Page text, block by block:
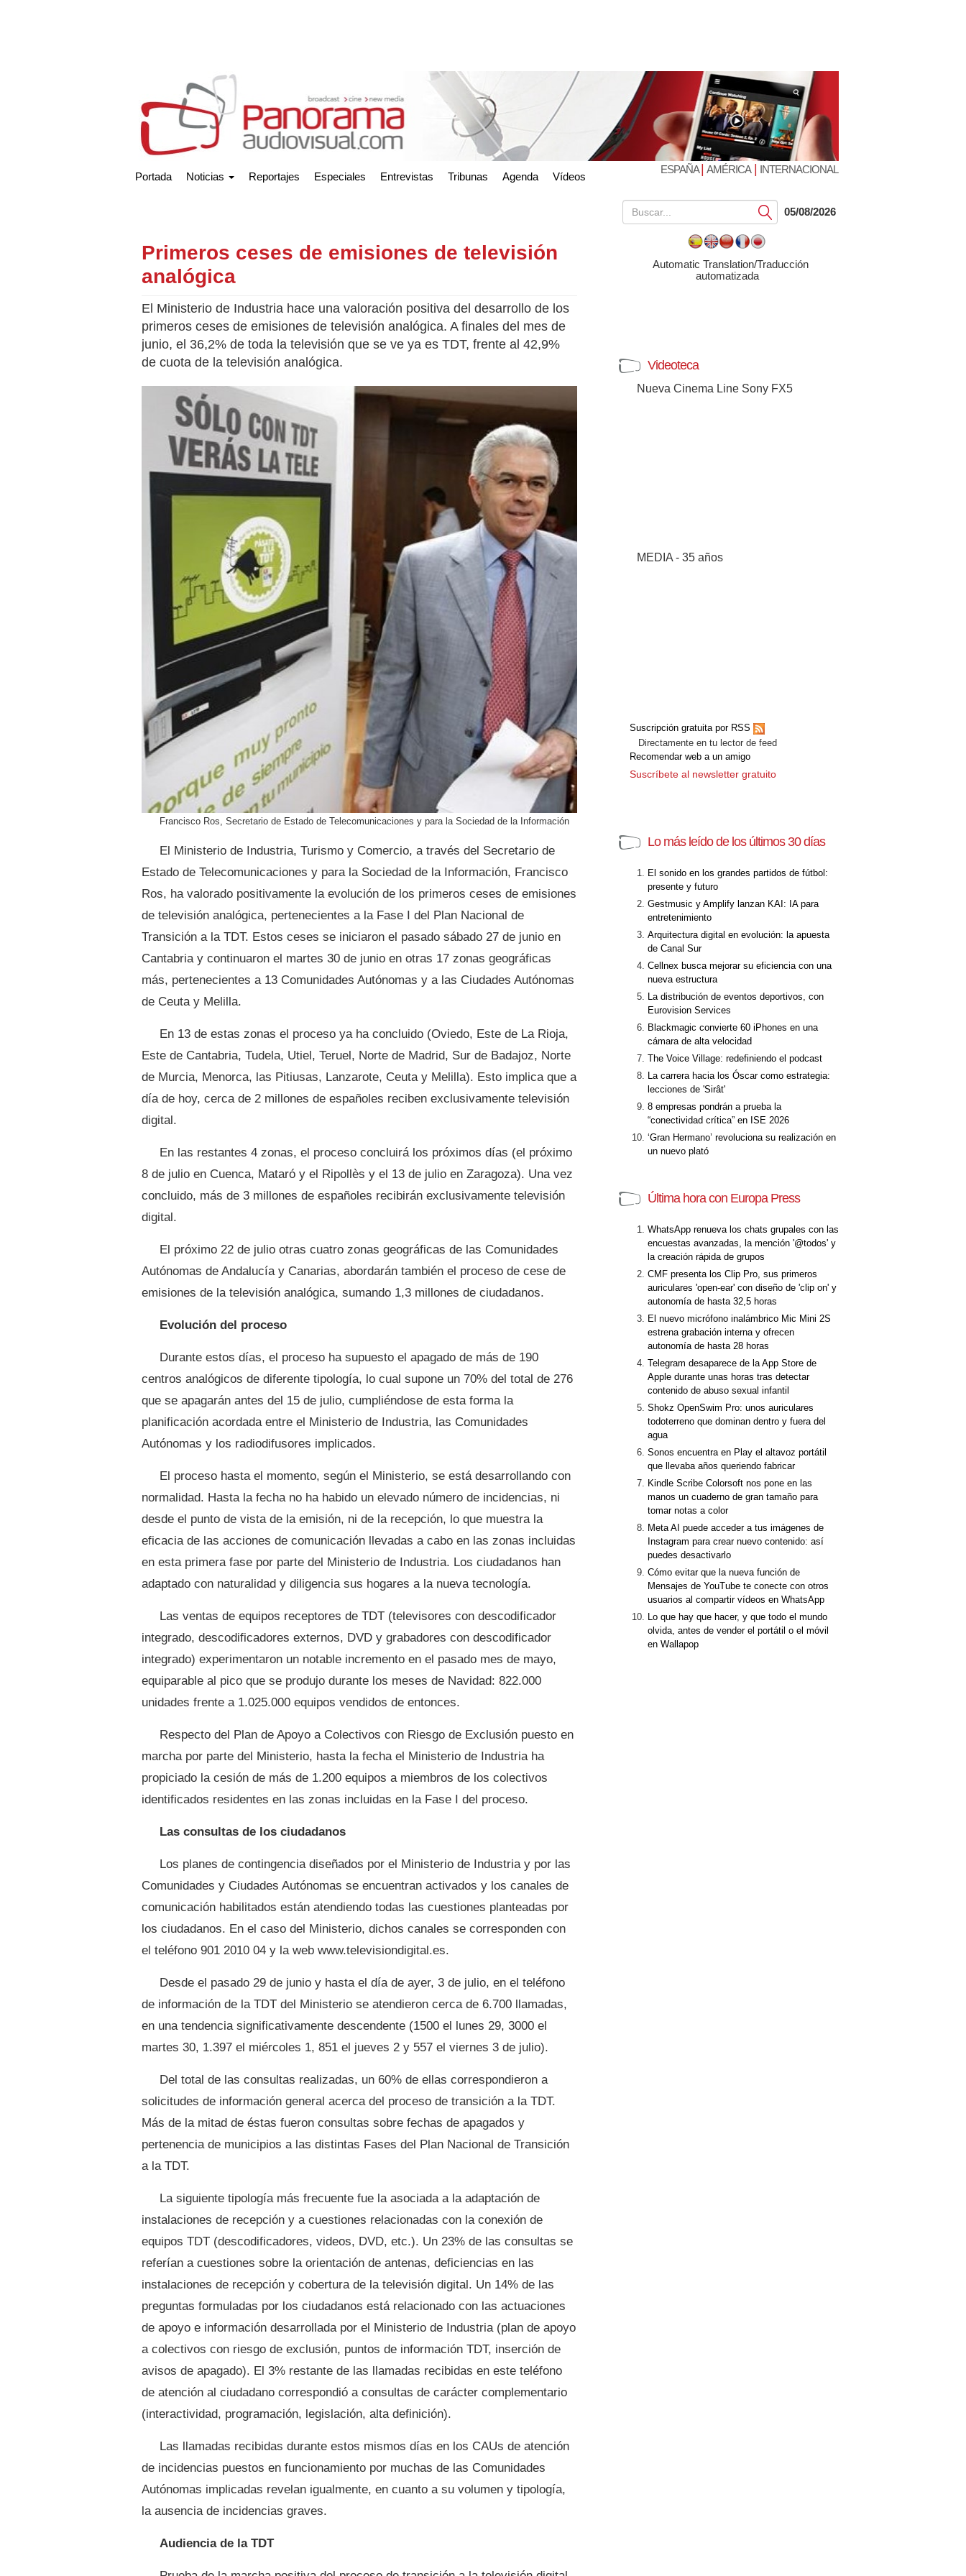
Portada Noticias Reportajes Especiales Entrevistas Tribunas Agenda Vídeos
ESPAÑA| AMÉRICA| INTERNACIONAL
Primeros ceses de emisiones de televisión
analógica
El Ministerio de Industria hace una valoración positiva del desarrollo de los
primeros ceses de emisiones de televisión analógica. A finales del mes de
junio, el 36,2% de toda la televisión que se ve ya es TDT, frente al 42,9%
de cuota de la televisión analógica.
Francisco Ros, Secretario de Estado de Telecomunicaciones y para la Sociedad de la Información
El Ministerio de Industria, Turismo y Comercio, a través del Secretario de
Estado de Telecomunicaciones y para la Sociedad de la Información, Francisco
Ros, ha valorado positivamente la evolución de los primeros ceses de emisiones
de televisión analógica, pertenecientes a la Fase I del Plan Nacional de
Transición a la TDT. Estos ceses se iniciaron el pasado sábado 27 de junio en
Cantabria y continuaron el martes 30 de junio en otras 17 zonas geográficas
más, pertenecientes a 13 Comunidades Autónomas y a las Ciudades Autónomas
de Ceuta y Melilla.
En 13 de estas zonas el proceso ya ha concluido (Oviedo, Este de La Rioja,
Este de Cantabria, Tudela, Utiel, Teruel, Norte de Madrid, Sur de Badajoz, Norte
de Murcia, Menorca, las Pitiusas, Lanzarote, Ceuta y Melilla). Esto implica que a
día de hoy, cerca de 2 millones de españoles reciben exclusivamente televisión
digital.
En las restantes 4 zonas, el proceso concluirá los próximos días (el próximo
8 de julio en Cuenca, Mataró y el Ripollès y el 13 de julio en Zaragoza). Una vez
concluido, más de 3 millones de españoles recibirán exclusivamente televisión
digital.
El próximo 22 de julio otras cuatro zonas geográficas de las Comunidades
Autónomas de Andalucía y Canarias, abordarán también el proceso de cese de
emisiones de la televisión analógica, sumando 1,3 millones de ciudadanos.
Evolución del proceso
Durante estos días, el proceso ha supuesto el apagado de más de 190
centros analógicos de diferente tipología, lo cual supone un 70% del total de 276
que se apagarán antes del 15 de julio, cumpliéndose de esta forma la
planificación acordada entre el Ministerio de Industria, las Comunidades
Autónomas y los radiodifusores implicados.
El proceso hasta el momento, según el Ministerio, se está desarrollando con
normalidad. Hasta la fecha no ha habido un elevado número de incidencias, ni
desde el punto de vista de la emisión, ni de la recepción, lo que muestra la
eficacia de las acciones de comunicación llevadas a cabo en las zonas incluidas
en esta primera fase por parte del Ministerio de Industria. Los ciudadanos han
adaptado con naturalidad y diligencia sus hogares a la nueva tecnología.
Las ventas de equipos receptores de TDT (televisores con descodificador
integrado, descodificadores externos, DVD y grabadores con descodificador
integrado) experimentaron un notable incremento en el pasado mes de mayo,
equiparable al pico que se produjo durante los meses de Navidad: 822.000
unidades frente a 1.025.000 equipos vendidos de entonces.
Respecto del Plan de Apoyo a Colectivos con Riesgo de Exclusión puesto en
marcha por parte del Ministerio, hasta la fecha el Ministerio de Industria ha
propiciado la cesión de más de 1.200 equipos a miembros de los colectivos
identificados residentes en las zonas incluidas en la Fase I del proceso.
Las consultas de los ciudadanos
Los planes de contingencia diseñados por el Ministerio de Industria y por las
Comunidades y Ciudades Autónomas se encuentran activados y los canales de
comunicación habilitados están atendiendo todas las cuestiones planteadas por
los ciudadanos. En el caso del Ministerio, dichos canales se corresponden con
el teléfono 901 2010 04 y la web www.televisiondigital.es.
Desde el pasado 29 de junio y hasta el día de ayer, 3 de julio, en el teléfono
de información de la TDT del Ministerio se atendieron cerca de 6.700 llamadas,
en una tendencia significativamente descendente (1500 el lunes 29, 3000 el
martes 30, 1.397 el miércoles 1, 851 el jueves 2 y 557 el viernes 3 de julio).
Del total de las consultas realizadas, un 60% de ellas correspondieron a
solicitudes de información general acerca del proceso de transición a la TDT.
Más de la mitad de éstas fueron consultas sobre fechas de apagados y
pertenencia de municipios a las distintas Fases del Plan Nacional de Transición
a la TDT.
La siguiente tipología más frecuente fue la asociada a la adaptación de
instalaciones de recepción y a cuestiones relacionadas con la conexión de
equipos TDT (descodificadores, videos, DVD, etc.). Un 23% de las consultas se
referían a cuestiones sobre la orientación de antenas, deficiencias en las
instalaciones de recepción y cobertura de la televisión digital. Un 14% de las
preguntas formuladas por los ciudadanos está relacionado con las actuaciones
de apoyo e información desarrollada por el Ministerio de Industria (plan de apoyo
a colectivos con riesgo de exclusión, puntos de información TDT, inserción de
avisos de apagado). El 3% restante de las llamadas recibidas en este teléfono
de atención al ciudadano correspondió a consultas de carácter complementario
(interactividad, programación, legislación, alta definición).
Las llamadas recibidas durante estos mismos días en los CAUs de atención
de incidencias puestos en funcionamiento por muchas de las Comunidades
Autónomas implicadas revelan igualmente, en cuanto a su volumen y tipología,
la ausencia de incidencias graves.
Audiencia de la TDT
Submit05/08/2026
Automatic Translation/Traducción
automatizada
Videoteca
Nueva Cinema Line Sony FX5
MEDIA - 35 años
Suscripción gratuita por RSS
Directamente en tu lector de feed
Recomendar web a un amigo
Suscríbete al newsletter gratuito
Lo más leído de los últimos 30 días
El sonido en los grandes partidos de fútbol:
presente y futuro
Gestmusic y Amplify lanzan KAI: IA para
entretenimiento
Arquitectura digital en evolución: la apuesta
de Canal Sur
Cellnex busca mejorar su eficiencia con una
nueva estructura
La distribución de eventos deportivos, con
Eurovision Services
Blackmagic convierte 60 iPhones en una
cámara de alta velocidad
The Voice Village: redefiniendo el podcast
La carrera hacia los Óscar como estrategia:
lecciones de 'Sirât'
8 empresas pondrán a prueba la
“conectividad crítica” en ISE 2026
‘Gran Hermano’ revoluciona su realización en
un nuevo plató
Última hora con Europa Press
WhatsApp renueva los chats grupales con las
encuestas avanzadas, la mención '@todos' y
la creación rápida de grupos
CMF presenta los Clip Pro, sus primeros
auriculares 'open-ear' con diseño de 'clip on' y
autonomía de hasta 32,5 horas
El nuevo micrófono inalámbrico Mic Mini 2S
estrena grabación interna y ofrecen
autonomía de hasta 28 horas
Telegram desaparece de la App Store de
Apple durante unas horas tras detectar
contenido de abuso sexual infantil
Shokz OpenSwim Pro: unos auriculares
todoterreno que dominan dentro y fuera del
agua
Sonos encuentra en Play el altavoz portátil
que llevaba años queriendo fabricar
Kindle Scribe Colorsoft nos pone en las
manos un cuaderno de gran tamaño para
tomar notas a color
Meta AI puede acceder a tus imágenes de
Instagram para crear nuevo contenido: así
puedes desactivarlo
Cómo evitar que la nueva función de
Mensajes de YouTube te conecte con otros
usuarios al compartir vídeos en WhatsApp
Lo que hay que hacer, y que todo el mundo
olvida, antes de vender el portátil o el móvil
en Wallapop